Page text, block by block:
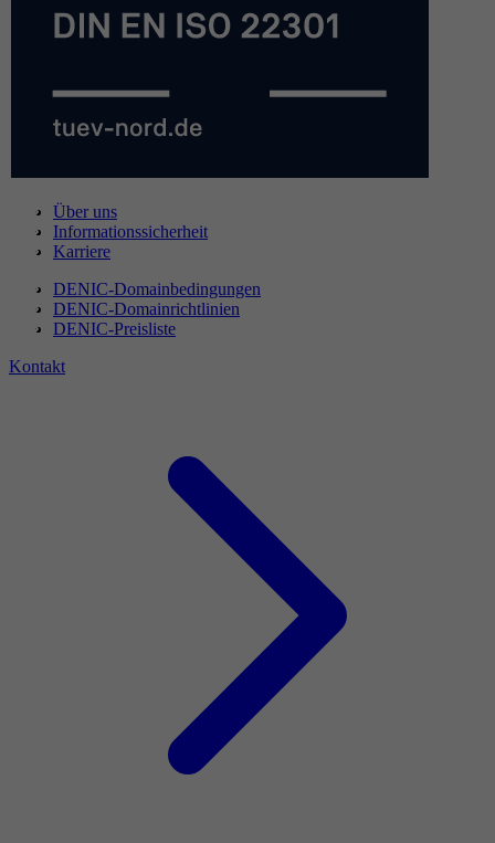
Über uns
Informationssicherheit
Karriere
DENIC-Domainbedingungen
DENIC-Domainrichtlinien
DENIC-Preisliste
Kontakt